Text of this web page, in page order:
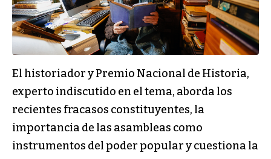
El historiador y Premio Nacional de Historia,
experto indiscutido en el tema, aborda los
recientes fracasos constituyentes, la
importancia de las asambleas como
instrumentos del poder popular y cuestiona la